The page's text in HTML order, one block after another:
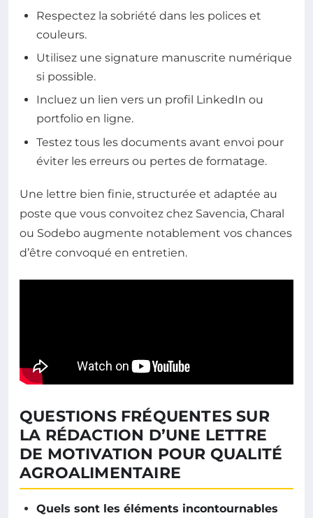
Respectez la sobriété dans les polices et
couleurs.
Utilisez une signature manuscrite numérique
si possible.
Incluez un lien vers un profil LinkedIn ou
portfolio en ligne.
Testez tous les documents avant envoi pour
éviter les erreurs ou pertes de formatage.
Une lettre bien finie, structurée et adaptée au
poste que vous convoitez chez Savencia, Charal
ou Sodebo augmente notablement vos chances
d’être convoqué en entretien.
QUESTIONS FRÉQUENTES SUR
LA RÉDACTION D’UNE LETTRE
DE MOTIVATION POUR QUALITÉ
AGROALIMENTAIRE
Quels sont les éléments incontournables